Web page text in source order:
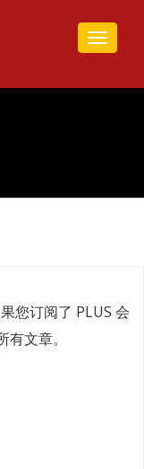
Toggle
您订阅了 PLUS 会
文章。